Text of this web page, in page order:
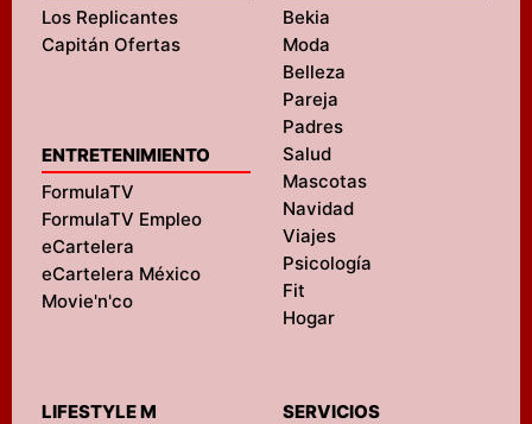
Los Replicantes
Capitán Ofertas
ENTRETENIMIENTO
FormulaTV
FormulaTV Empleo
eCartelera
eCartelera México
Movie'n'co
Bekia
Moda
Belleza
Pareja
Padres
Salud
Mascotas
Navidad
Viajes
Psicología
Fit
Hogar
LIFESTYLE M
SERVICIOS